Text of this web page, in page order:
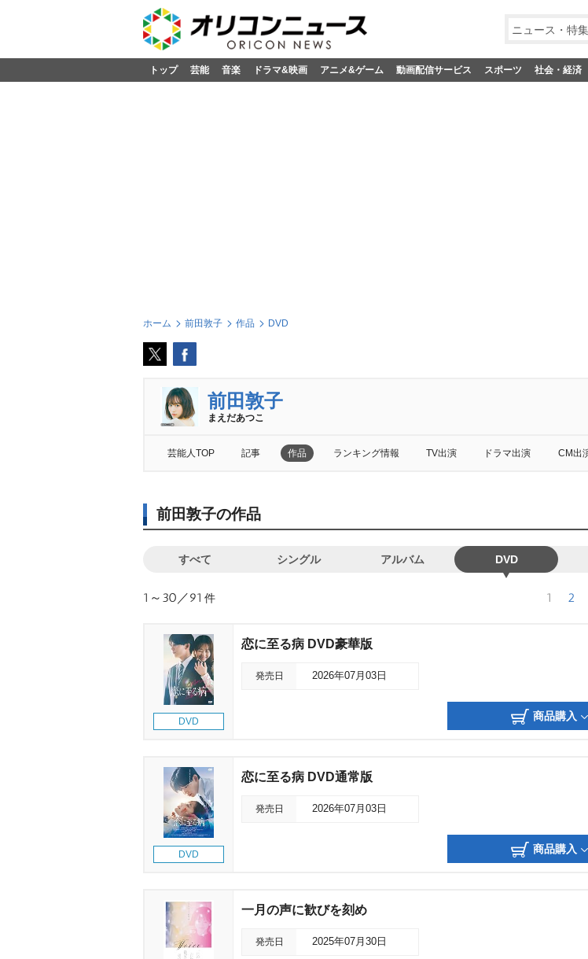
ニュース・特集
トップ 芸能 音楽 ドラマ&映画 アニメ&ゲーム 動画配信サービス スポーツ 社会・経済
ホーム 前田敦子 作品 DVD
前田敦子
まえだあつこ
芸能人TOP 記事 作品 ランキング情報 TV出演 ドラマ出演 CM出
前田敦子の作品
すべて シングル アルバム DVD
1～30／91 件 1 2
DVD
恋に至る病 DVD豪華版
発売日 2026年07月03日
商品購入
DVD
恋に至る病 DVD通常版
発売日 2026年07月03日
商品購入
一月の声に歓びを刻め
発売日 2025年07月30日